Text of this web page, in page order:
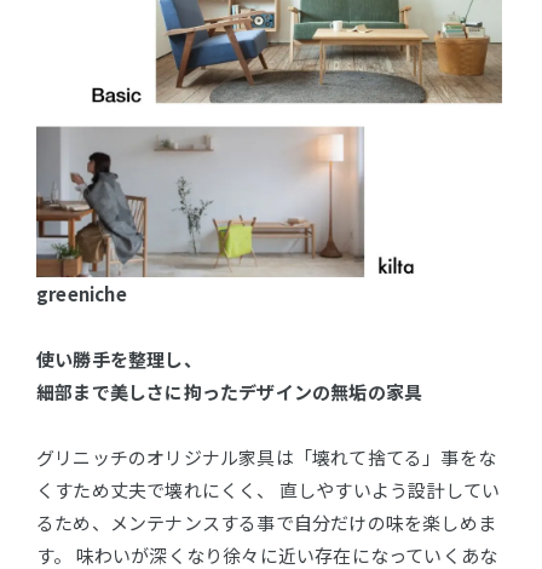
greeniche
使い勝手を整理し、
細部まで美しさに拘ったデザインの無垢の家具
グリニッチのオリジナル家具は「壊れて捨てる」事をな
くすため丈夫で壊れにくく、 直しやすいよう設計してい
るため、メンテナンスする事で自分だけの味を楽しめま
す。 味わいが深くなり徐々に近い存在になっていくあな